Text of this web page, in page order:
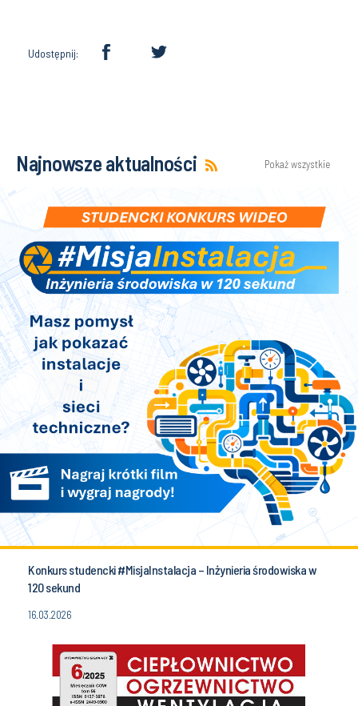
Udostępnij:
Najnowsze aktualności Pokaż wszystkie
Konkurs studencki #MisjaInstalacja – Inżynieria środowiska w
120 sekund
16.03.2026